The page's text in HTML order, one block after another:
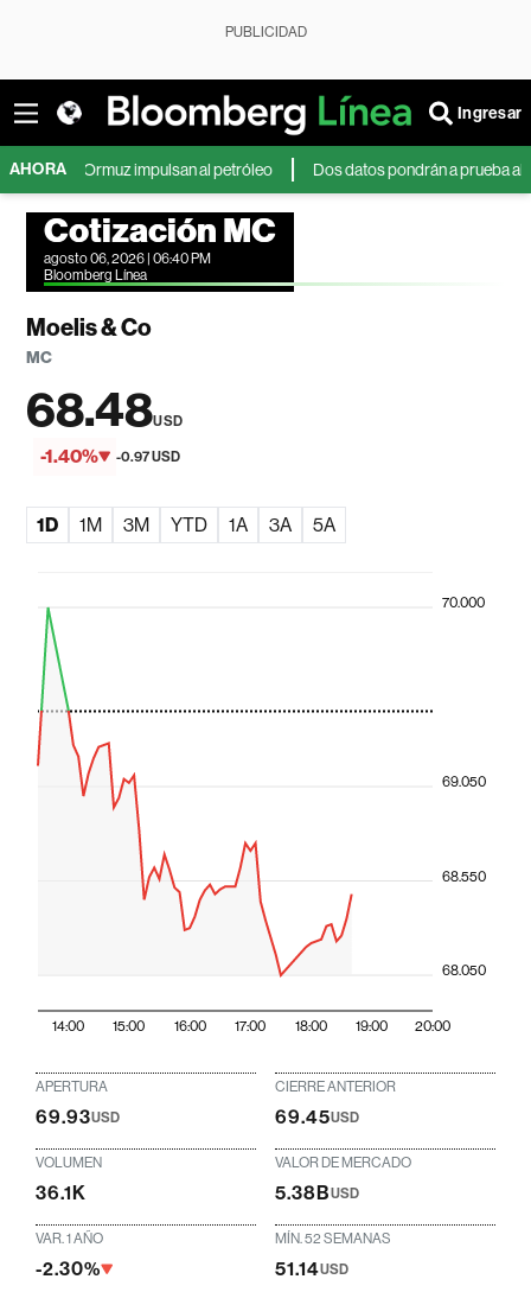
PUBLICIDAD
Ingresar
AHORA
Ormuz impulsan al petróleo Dos datos pondrán a prueba al dólar y a
Cotización MC
agosto 06, 2026 | 06:40 PM
Bloomberg Línea
Moelis & Co
MC
68.48USD
-1.40% -0.97 USD
1D 1M 3M YTD 1A 3A 5A
14:00 15:00 16:00 17:00 18:00 19:00 20:00
68.050
68.550
69.050
70.000
APERTURA
69.93USD
CIERRE ANTERIOR
69.45USD
VOLUMEN
36.1K
VALOR DE MERCADO
5.38BUSD
VAR. 1 AÑO
-2.30%
MÍN. 52 SEMANAS
51.14USD